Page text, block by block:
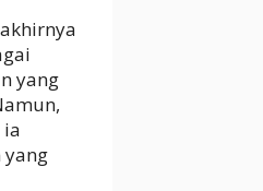
yang
ia